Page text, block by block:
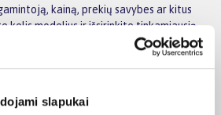
slapukai
kainą, prekių savybes ar kitus
kelis modelius ir išsirinkite tinkamiausią
ir prekės puslapyje pateikiama
todėl galite greitai įvertinti techninius
neskubant ir palyginant skirtingus
kategorijoje esančius pasiūlymus.